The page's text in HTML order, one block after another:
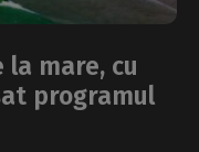
mare, cu
programul